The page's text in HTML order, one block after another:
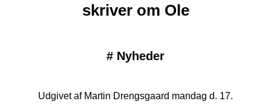
skriver om Ole
# Nyheder
Udgivet af Martin Drengsgaard mandag d. 17.